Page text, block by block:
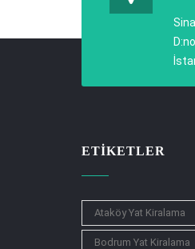
ETIKETLER
Ataköy Yat Kiralama
Bodrum Yat Kiralama